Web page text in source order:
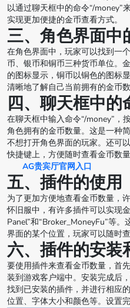
以通过聊天框中的命令“/money”
实现更加便捷的金币查看方式。
三、角色界面中
在角色界面中，玩家可以找到一
币、银币和铜币三种货币单位。
的图标显示，铜币以铜色的图标
清晰地了解自己当前拥有的金币数
四、聊天框中的
在聊天框中输入命令“/money”，
角色拥有的金币数量。这是一种
不想打开角色界面的玩家。还可
快捷键上，方便随时查看金币数量
AG贵宾厅官网入口
五、插件的使用
为了更加方便地查看金币数量，
怀旧服中，有许多插件可以实现
Panel”和“Broker_MoneyFu”等
界面的某个位置，玩家可以随时
六、插件的安装
要使用插件来查看金币数量，首
装到游戏客户端中。安装完成后
找到已安装的插件，并进行相应
位置、字体大小和颜色等。设置